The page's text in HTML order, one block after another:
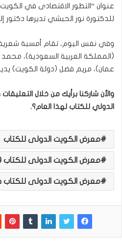
للدكتورة نور الحبشي تديرها دكتور
وفي نفس اليوم، تقام أمسية
(المملكة العربية السعودية)،
عمان)، مريم فضل (دولة الكويت)
والأن شاركنا برأيك من خلال
الدولي للكتاب لهذا العام؟.
معرض الكويت الدولى للكتاب
معرض الكويت الدولى للكتاب 2019
معرض الكويت الدولى للكتاب